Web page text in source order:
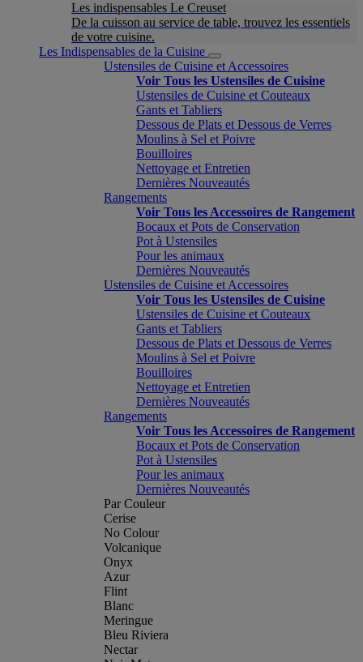
Les indispensables Le Creuset
De la cuisson au service de table, trouvez les essentiels
de votre cuisine.
Les Indispensables de la Cuisine
Ustensiles de Cuisine et Accessoires
Voir Tous les Ustensiles de Cuisine
Ustensiles de Cuisine et Couteaux
Gants et Tabliers
Dessous de Plats et Dessous de Verres
Moulins à Sel et Poivre
Bouilloires
Nettoyage et Entretien
Dernières Nouveautés
Rangements
Voir Tous les Accessoires de Rangement
Bocaux et Pots de Conservation
Pot à Ustensiles
Pour les animaux
Dernières Nouveautés
Ustensiles de Cuisine et Accessoires
Voir Tous les Ustensiles de Cuisine
Ustensiles de Cuisine et Couteaux
Gants et Tabliers
Dessous de Plats et Dessous de Verres
Moulins à Sel et Poivre
Bouilloires
Nettoyage et Entretien
Dernières Nouveautés
Rangements
Voir Tous les Accessoires de Rangement
Bocaux et Pots de Conservation
Pot à Ustensiles
Pour les animaux
Dernières Nouveautés
Par Couleur
Cerise
No Colour
Volcanique
Onyx
Azur
Flint
Blanc
Meringue
Bleu Riviera
Nectar